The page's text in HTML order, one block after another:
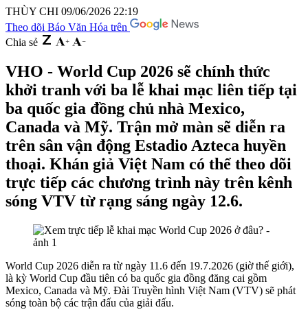
THÙY CHI 09/06/2026 22:19
Theo dõi Báo Văn Hóa trên
Chia sẻ
VHO - World Cup 2026 sẽ chính thức
khởi tranh với ba lễ khai mạc liên tiếp tại
ba quốc gia đồng chủ nhà Mexico,
Canada và Mỹ. Trận mở màn sẽ diễn ra
trên sân vận động Estadio Azteca huyền
thoại. Khán giả Việt Nam có thể theo dõi
trực tiếp các chương trình này trên kênh
sóng VTV từ rạng sáng ngày 12.6.
World Cup 2026 diễn ra từ ngày 11.6 đến 19.7.2026 (giờ thế giới),
là kỳ World Cup đầu tiên có ba quốc gia đồng đăng cai gồm
Mexico, Canada và Mỹ. Đài Truyền hình Việt Nam (VTV) sẽ phát
sóng toàn bộ các trận đấu của giải đấu.